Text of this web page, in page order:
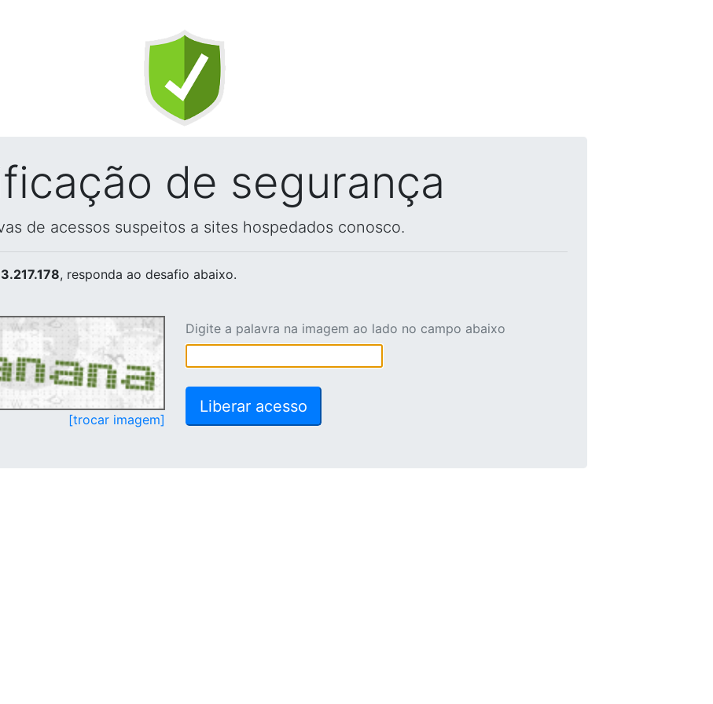
de segurança
de acessos suspeitos a sites hospedados conosco.
, responda ao desafio abaixo.
[trocar imagem]
Digite a palavra na imagem ao lado no campo abaixo